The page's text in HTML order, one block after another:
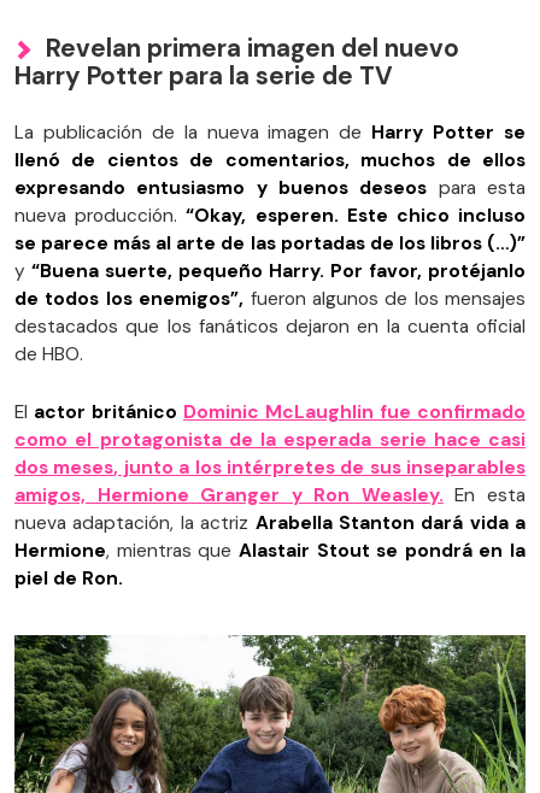
Revelan primera imagen del nuevo
Harry Potter para la serie de TV
La publicación de la nueva imagen de Harry Potter se
llenó de cientos de comentarios, muchos de ellos
expresando entusiasmo y buenos deseos para esta
nueva producción.“Okay, esperen. Este chico incluso
se parece más al arte de las portadas de los libros (…)”
y “Buena suerte, pequeño Harry. Por favor, protéjanlo
de todos los enemigos”, fueron algunos de los mensajes
destacados que los fanáticos dejaron en la cuenta oficial
de HBO.
El actor británico Dominic McLaughlin fue confirmado
como el protagonista de la esperada serie hace casi
dos meses, junto a los intérpretes de sus inseparables
amigos, Hermione Granger y Ron Weasley. En esta
nueva adaptación, la actriz Arabella Stanton dará vida a
Hermione, mientras que Alastair Stout se pondrá en la
piel de Ron.